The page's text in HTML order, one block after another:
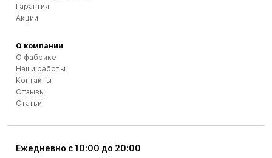
Ежедневно с 10:00 до 20:00
Гарантия
Акции
О компании
О фабрике
Наши работы
Контакты
Отзывы
Статьи